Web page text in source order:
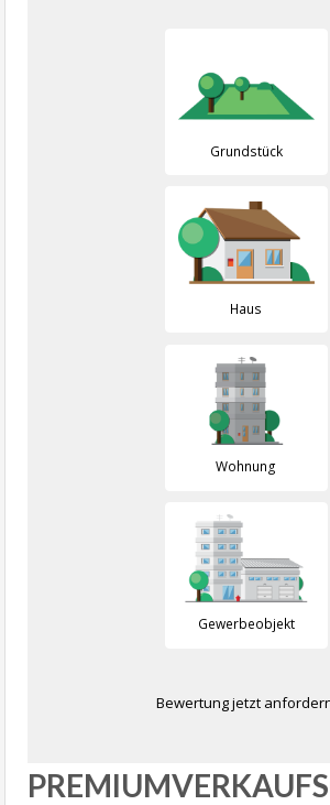
Grundstück
Haus
Wohnung
Gewerbeobjekt
Bewertung jetzt